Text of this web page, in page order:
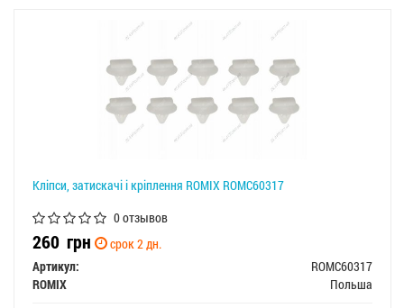
Кліпси, затискачі і кріплення ROMIX ROMC60317
0 отзывов
260 грн
срок 2 дн.
Артикул:
ROMC60317
ROMIX
Польша